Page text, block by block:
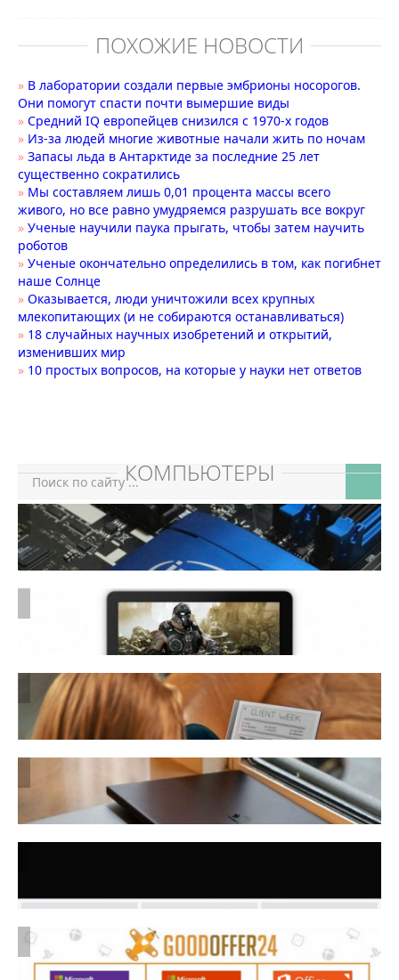
ПОХОЖИЕ НОВОСТИ
» В лаборатории создали первые эмбрионы носорогов.
Они помогут спасти почти вымершие виды
» Средний IQ европейцев снизился с 1970-х годов
» Из-за людей многие животные начали жить по ночам
» Запасы льда в Антарктиде за последние 25 лет
существенно сократились
» Мы составляем лишь 0,01 процента массы всего
живого, но все равно умудряемся разрушать все вокруг
» Ученые научили паука прыгать, чтобы затем научить
роботов
» Ученые окончательно определились в том, как погибнет
наше Солнце
» Оказывается, люди уничтожили всех крупных
млекопитающих (и не собираются останавливаться)
» 18 случайных научных изобретений и открытий,
изменивших мир
» 10 простых вопросов, на которые у науки нет ответов
КОМПЬЮТЕРЫ